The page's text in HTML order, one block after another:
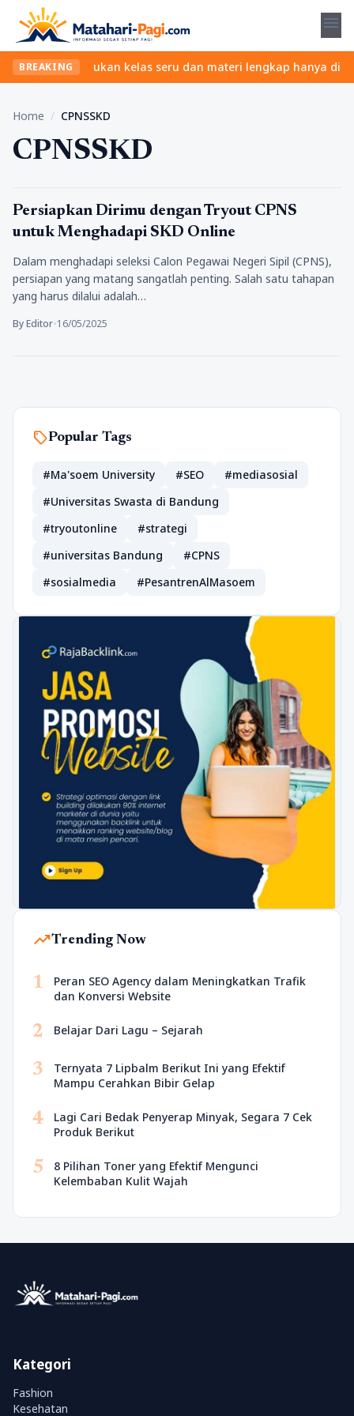
menu
BREAKING
ribet? Temukan kelas seru dan materi lengkap hanya di
Home / CPNSSKD
CPNSSKD
Pendidikan
Persiapkan Dirimu dengan Tryout CPNS
untuk Menghadapi SKD Online
Dalam menghadapi seleksi Calon Pegawai Negeri Sipil (CPNS),
persiapan yang matang sangatlah penting. Salah satu tahapan
yang harus dilalui adalah…
By Editor•16/05/2025
sellPopular Tags
#Ma'soem University #SEO
#mediasosial
#Universitas Swasta di Bandung
#tryoutonline
#strategi
#universitas Bandung
#CPNS
#sosialmedia
#PesantrenAlMasoem
trending_upTrending Now
1
Peran SEO Agency dalam Meningkatkan Trafik
dan Konversi Website
2 Belajar Dari Lagu – Sejarah
3
Ternyata 7 Lipbalm Berikut Ini yang Efektif
Mampu Cerahkan Bibir Gelap
4
Lagi Cari Bedak Penyerap Minyak, Segara 7 Cek
Produk Berikut
5
8 Pilihan Toner yang Efektif Mengunci
Kelembaban Kulit Wajah
Kategori
Fashion
Kesehatan